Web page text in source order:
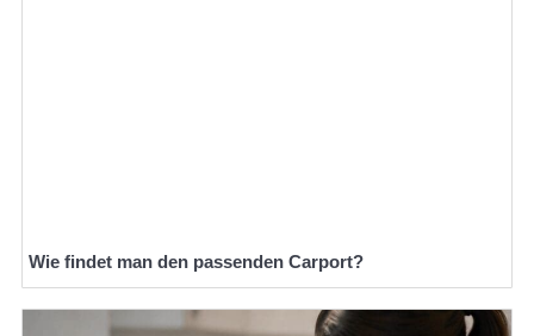
Wie findet man den passenden Carport?